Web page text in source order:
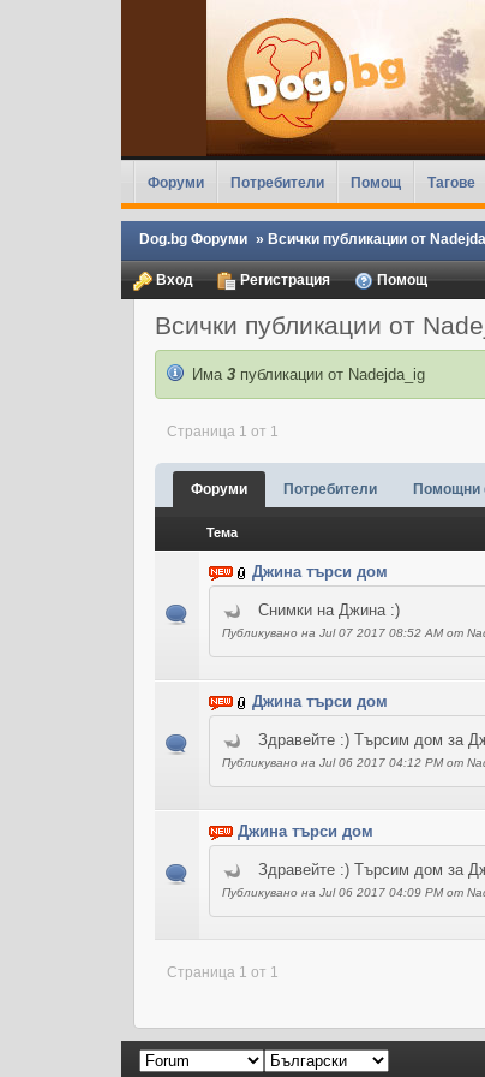
Форуми Потребители Помощ Тагове
Dog.bg Форуми » Всички публикации от
Вход Регистрация Помощ
Всички публикации от
Има 3публикации от Nadejda_ig
Страница 1 от 1
Форуми Потребители Помощни
Тема
Джина търси дом
Снимки на Джина :)
Публикувано на Jul 07 2017 08:52 AM от
Джина търси дом
Здравейте :) Търсим дом за
Публикувано на Jul 06 2017 04:12 PM от
Джина търси дом
Здравейте :) Търсим дом за
Публикувано на Jul 06 2017 04:09 PM от
Страница 1 от 1